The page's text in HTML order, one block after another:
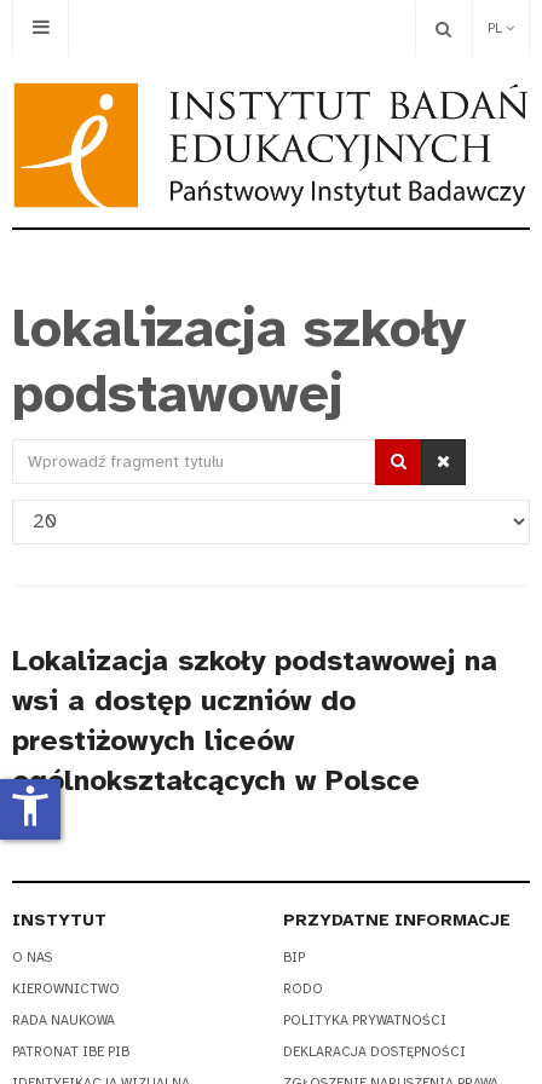
PL
lokalizacja szkoły
podstawowej
Wprowadź
tytułu
Pokaż
Lokalizacja szkoły podstawowej na
wsi a dostęp uczniów do
prestiżowych liceów
ogólnokształcących w Polsce
INSTYTUT
O NAS
KIEROWNICTWO
RADA NAUKOWA
PATRONAT IBE PIB
PRZYDATNE INFORMACJE
BIP
RODO
POLITYKA PRYWATNOŚCI
DEKLARACJA DOSTĘPNOŚCI
accessibility_new